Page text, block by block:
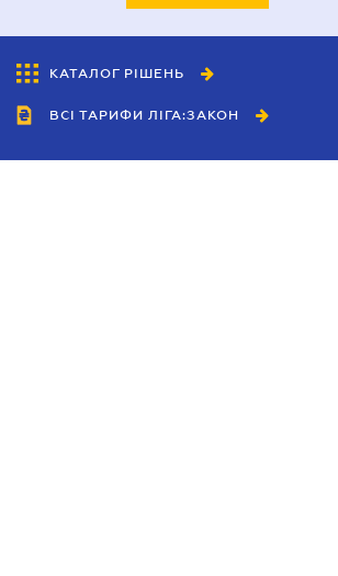
КАТАЛОГ РІШЕНЬ
ВСІ ТАРИФИ ЛІГА:ЗАКОН